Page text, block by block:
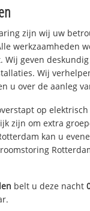
zijn wij uw
werkzaamheden
Wij geven
Wij
u over de aanleg
op
zijn om extra
kan u
belt u deze nacht